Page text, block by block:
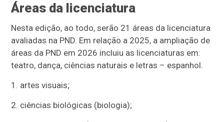
Áreas da licenciatura
Nesta edição, ao todo, serão 21 áreas da licenciatura
avaliadas na PND. Em relação a 2025, a ampliação de
áreas da PND em 2026 incluiu as licenciaturas em:
teatro, dança, ciências naturais e letras – espanhol.
1. artes visuais;
2. ciências biológicas (biologia);